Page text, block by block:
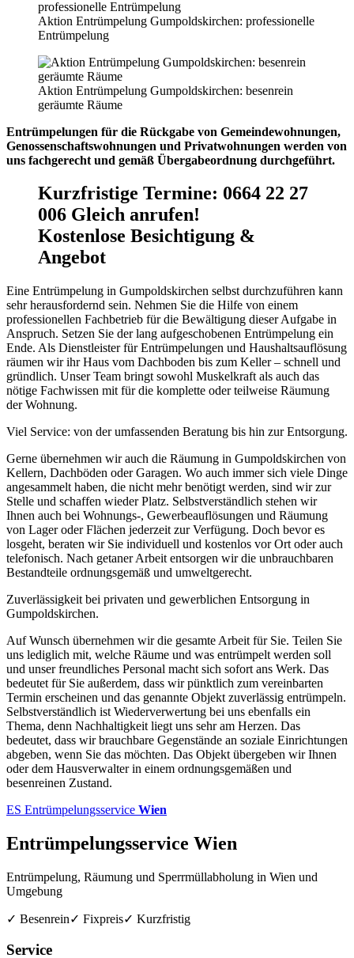
Aktion Entrümpelung Gumpoldskirchen: professionelle
Entrümpelung
Aktion Entrümpelung Gumpoldskirchen: besenrein
geräumte Räume
Entrümpelungen für die Rückgabe von Gemeindewohnungen,
Genossenschaftswohnungen und Privatwohnungen werden von
uns fachgerecht und gemäß Übergabeordnung durchgeführt.
Kurzfristige Termine: 0664 22 27
006 Gleich anrufen!
Kostenlose Besichtigung &
Angebot
Eine Entrümpelung in Gumpoldskirchen selbst durchzuführen kann
sehr herausfordernd sein. Nehmen Sie die Hilfe von einem
professionellen Fachbetrieb für die Bewältigung dieser Aufgabe in
Anspruch. Setzen Sie der lang aufgeschobenen Entrümpelung ein
Ende. Als Dienstleister für Entrümpelungen und Haushaltsauflösung
räumen wir ihr Haus vom Dachboden bis zum Keller – schnell und
gründlich. Unser Team bringt sowohl Muskelkraft als auch das
nötige Fachwissen mit für die komplette oder teilweise Räumung
der Wohnung.
Viel Service: von der umfassenden Beratung bis hin zur Entsorgung.
Gerne übernehmen wir auch die Räumung in Gumpoldskirchen von
Kellern, Dachböden oder Garagen. Wo auch immer sich viele Dinge
angesammelt haben, die nicht mehr benötigt werden, sind wir zur
Stelle und schaffen wieder Platz. Selbstverständlich stehen wir
Ihnen auch bei Wohnungs-, Gewerbeauflösungen und Räumung
von Lager oder Flächen jederzeit zur Verfügung. Doch bevor es
losgeht, beraten wir Sie individuell und kostenlos vor Ort oder auch
telefonisch. Nach getaner Arbeit entsorgen wir die unbrauchbaren
Bestandteile ordnungsgemäß und umweltgerecht.
Zuverlässigkeit bei privaten und gewerblichen Entsorgung in
Gumpoldskirchen.
Auf Wunsch übernehmen wir die gesamte Arbeit für Sie. Teilen Sie
uns lediglich mit, welche Räume und was entrümpelt werden soll
und unser freundliches Personal macht sich sofort ans Werk. Das
bedeutet für Sie außerdem, dass wir pünktlich zum vereinbarten
Termin erscheinen und das genannte Objekt zuverlässig entrümpeln.
Selbstverständlich ist Wiederverwertung bei uns ebenfalls ein
Thema, denn Nachhaltigkeit liegt uns sehr am Herzen. Das
bedeutet, dass wir brauchbare Gegenstände an soziale Einrichtungen
abgeben, wenn Sie das möchten. Das Objekt übergeben wir Ihnen
oder dem Hausverwalter in einem ordnungsgemäßen und
besenreinen Zustand.
ES Entrümpelungsservice Wien
Entrümpelungsservice Wien
Entrümpelung, Räumung und Sperrmüllabholung in Wien und
Umgebung
✓ Besenrein✓ Fixpreis✓ Kurzfristig
Service